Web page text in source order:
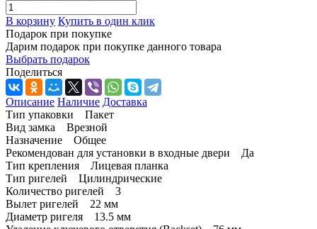
В корзину Купить в один клик
Подарок при покупке
Дарим подарок при покупке данного товара
Выбрать подарок
Поделиться
Описание Наличие Доставка
Тип упаковки Пакет
Вид замка Врезной
Назначение Общее
Рекомендован для установки в входные двери Да
Тип крепления Лицевая планка
Тип ригелей Цилиндрические
Количество ригелей 3
Вылет ригелей 22 мм
Диаметр ригеля 13.5 мм